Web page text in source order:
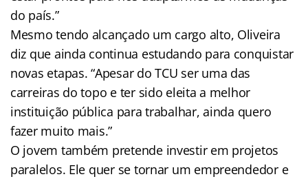
do país.”
Mesmo tendo alcançado um cargo alto, Oliveira
diz que ainda continua estudando para conquistar
novas etapas. “Apesar do TCU ser uma das
carreiras do topo e ter sido eleita a melhor
instituição pública para trabalhar, ainda quero
fazer muito mais.”
O jovem também pretende investir em projetos
paralelos. Ele quer se tornar um empreendedor e